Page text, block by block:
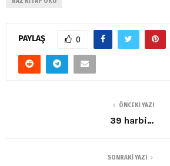
PAYLAŞ 0
ÖNCEKI YAZI
39 harbi…
SONRAKI YAZI